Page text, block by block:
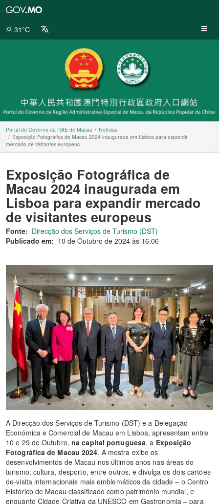
da
31°C
Portal do Governo da RAE de Macau
Notícias
Exposição Fotográfica de Macau 2024 inaugurada em Lisboa para expandir
mercado de visitantes europeus
Exposição Fotográfica de
Macau 2024 inaugurada em
Lisboa para expandir mercado
de visitantes europeus
Fonte: Direcção dos Serviços de Turismo (DST)
Publicado em: 10 de Outubro de 2024 às 16:06
A Direcção dos Serviços de Turismo (DST) e a Delegação
Económica e Comercial de Macau em Lisboa, apresentam entre
10 e 29 de Outubro, na capital portuguesa, a Exposição
Fotográfica de Macau 2024. A mostra exibe os
desenvolvimentos de Macau nos últimos anos nas áreas do
turismo, cultura, desporto, entre outros, e divulga os dois cartões-
de-visita internacionais mais emblemáticos da cidade – o Centro
Histórico de Macau classificado como património mundial, e
enquanto Cidade Criativa da UNESCO em Gastronomia – para